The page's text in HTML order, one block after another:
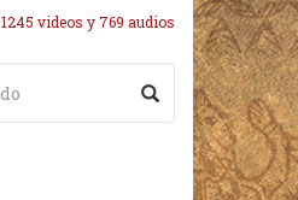
1245 videos y 769 audios